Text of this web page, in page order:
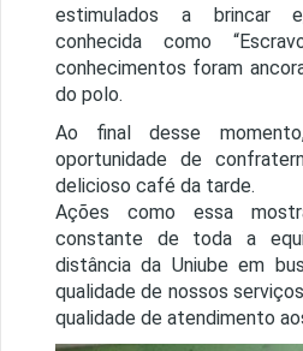
estimulados a brincar
conhecida como
conhecimentos foram
do polo.
Ao final desse
oportunidade de
delicioso café da tarde.
Ações como essa
constante de toda a
distância da Uniube em
qualidade de nossos
qualidade de atendimento